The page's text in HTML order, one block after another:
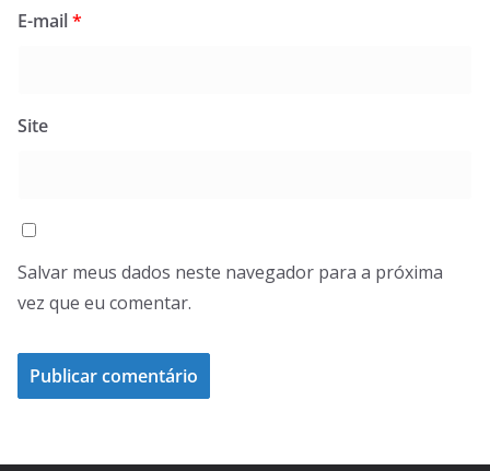
E-mail*
Site
Salvar meus dados neste navegador para a próxima
vez que eu comentar.